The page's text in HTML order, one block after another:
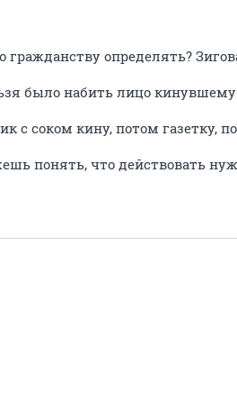
определять?
было набить лицо кинувшему
с соком кину, потом газетку,
понять, что действовать